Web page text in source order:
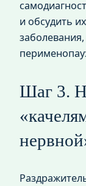
и обсудить
Шаг 3.